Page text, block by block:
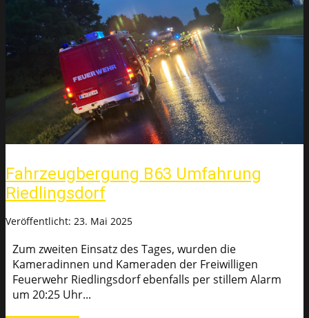
Fahrzeugbergung B63 Umfahrung
Riedlingsdorf
Veröffentlicht: 23. Mai 2025
Zum zweiten Einsatz des Tages, wurden die
Kameradinnen und Kameraden der Freiwilligen
Feuerwehr Riedlingsdorf ebenfalls per stillem Alarm
um 20:25 Uhr...